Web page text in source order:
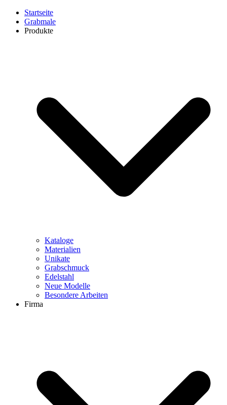
Startseite
Grabmale
Produkte
Kataloge
Materialien
Unikate
Grabschmuck
Edelstahl
Neue Modelle
Besondere Arbeiten
Firma